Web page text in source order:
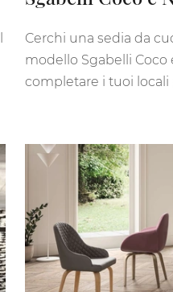
Cerchi una sedia da
modello Sgabelli Coco
completare i tuoi